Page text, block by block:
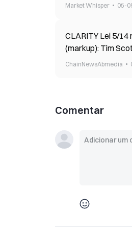
Market Whisper 05-
CLARITY Lei 5/
(markup): Tim
ChainNewsAbmedia
Comentar